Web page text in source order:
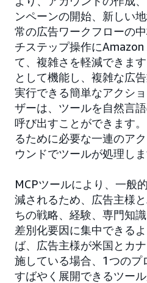
ンペーンの開始、新しい
常の広告ワークフローの
チステップ操作に
て、複雑さを軽減できま
として機能し、複雑な広
実行できる簡単なアクシ
ザーは、ツールを自然言
呼び出すことができます
るために必要な一連のア
ウンドでツールが処理しま
MCPツールにより、一般
減されるため、広告主様
ちの戦略、経験、専門知
差別化要因に集中できる
ば、広告主様が米国とカ
施している場合、1つのプ
すばやく展開できるツー